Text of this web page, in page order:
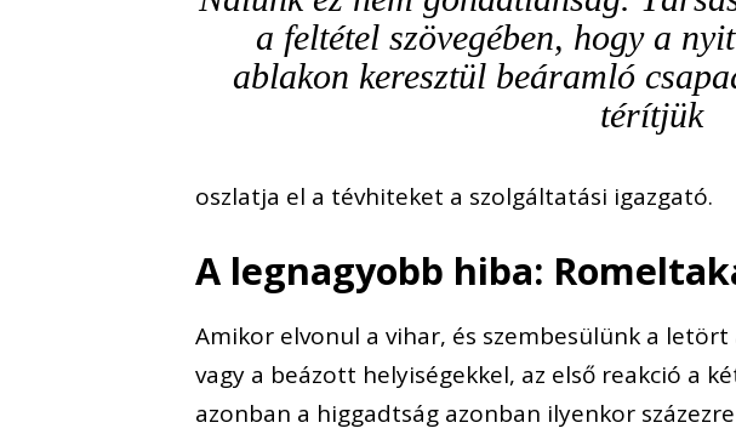
a feltétel szövegében, hogy a
ablakon keresztül beáramló
térítjük
oszlatja el a tévhiteket a szolgáltatási igazgató.
A legnagyobb hiba:
Amikor elvonul a vihar, és szembesülünk a
vagy a beázott helyiségekkel, az első reakció a
azonban a higgadtság azonban ilyenkor